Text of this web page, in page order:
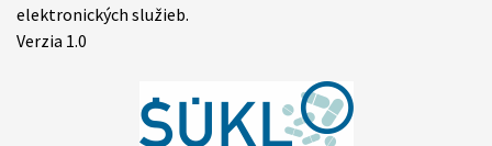
elektronických služieb.
Verzia 1.0